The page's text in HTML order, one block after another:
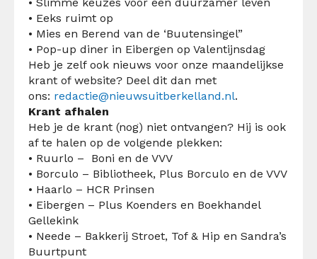
• Eeks ruimt op
• Mies en Berend van de ‘Buutensingel”
• Pop-up diner in Eibergen op Valentijnsdag
Heb je zelf ook nieuws voor onze maandelijkse
krant of website? Deel dit dan met
ons: redactie@nieuwsuitberkelland.nl.
Krant afhalen
Heb je de krant (nog) niet ontvangen? Hij is ook
af te halen op de volgende plekken:
• Ruurlo – Boni en de VVV
• Borculo – Bibliotheek, Plus Borculo en de VVV
• Haarlo – HCR Prinsen
• Eibergen – Plus Koenders en Boekhandel
Gellekink
• Neede – Bakkerij Stroet, Tof & Hip en Sandra’s
Buurtpunt